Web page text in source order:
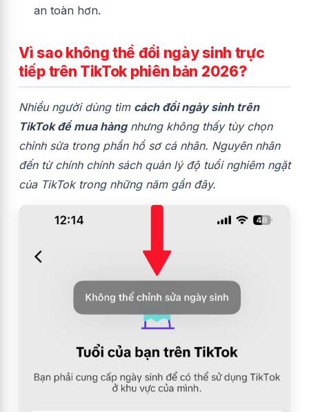
an toàn hơn.
Vì sao không thể đổi ngày sinh trực
tiếp trên TikTok phiên bản 2026?
Nhiều người dùng tìm cách đổi ngày sinh trên
TikTok để mua hàngnhưng không thấy tùy chọn
chỉnh sửa trong phần hồ sơ cá nhân. Nguyên nhân
đến từ chính chính sách quản lý độ tuổi nghiêm ngặt
của TikTok trong những năm gần đây.